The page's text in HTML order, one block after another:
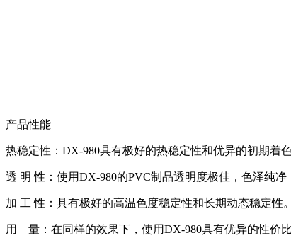
产品性能
热稳定性： DX-980具有极好的热稳定性和优异的初期着色
透 明 性：使用DX-980的PVC制品透明度极佳，色泽纯净
加 工 性：具有极好的高温色度稳定性和长期动态稳定性
用 量：在同样的效果下，使用DX-980具有优异的性价比